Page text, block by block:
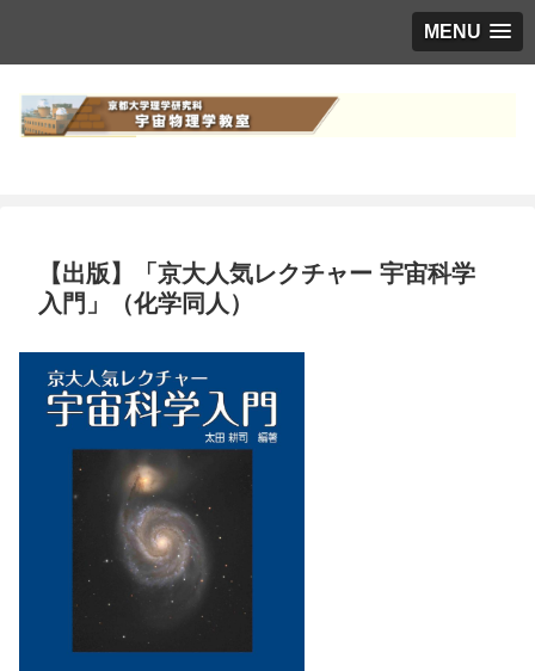
MENU
【出版】「京大人気レクチャー 宇宙科学
入門」（化学同人）